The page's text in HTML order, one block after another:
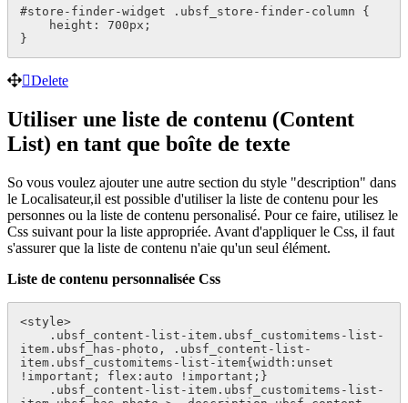
#store-finder-widget .ubsf_store-finder-column {
height: 700px;
}
Delete
Utiliser une liste de contenu (Content
List) en tant que boîte de texte
So vous voulez ajouter une autre section du style "description" dans
le Localisateur,il est possible d'utiliser la liste de contenu pour les
personnes ou la liste de contenu personalisé. Pour ce faire, utilisez le
Css suivant pour la liste appropriée. Avant d'appliquer le Css, il faut
s'assurer que la liste de contenu n'aie qu'un seul élément.
Liste de contenu personnalisée Css
<style>
.ubsf_content-list-item.ubsf_customitems-list-
item.ubsf_has-photo, .ubsf_content-list-
item.ubsf_customitems-list-item{width:unset
!important; flex:auto !important;}
.ubsf_content-list-item.ubsf_customitems-list-